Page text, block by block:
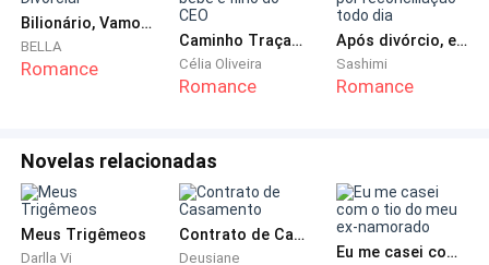
— Oi, pequena diabinha — falou ele me fazendo rir do
apelido que ele me deu.
carregando minha mala.
— Você está levando pedra dentro dessa mala? —
perguntou ele.
Bilionário, Vamos Nos Divorciar
BELLA
Romance
Caminho Traçado: Meu bebê é filho do CEO
Célia Oliveira
Romance
Após divórcio, ex-marido implora por reconciliação todo dia
Sashimi
Romance
Novelas relacionadas
Meus Trigêmeos
Darlla Vi
Contrato de Casamento
Deusiane Eu me casei com o tio do meu ex-namorado